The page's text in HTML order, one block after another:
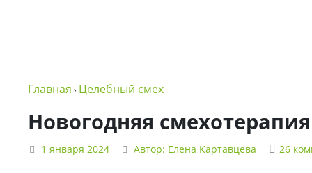
в
NSP
Политика
конфиденциальности
Главная › Целебный смех
Новогодняя
1 января 2024 Автор: Елена Картавцева 26